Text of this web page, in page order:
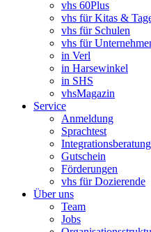
vhs 60Plus
vhs für Kitas &
vhs für Schulen
vhs für
in Verl
in Harsewinkel
in SHS
vhsMagazin
Service
Anmeldung
Sprachtest
Integrationsberatung
Gutschein
Förderungen
vhs für Dozierende
Über uns
Team
Jobs